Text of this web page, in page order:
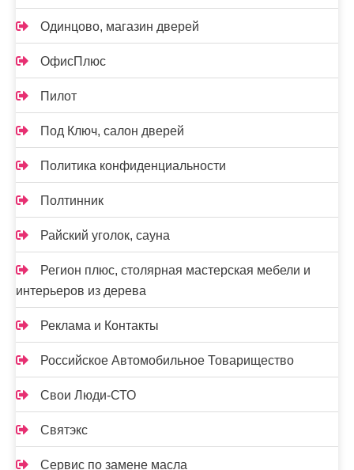
Одинцово, магазин дверей
ОфисПлюс
Пилот
Под Ключ, салон дверей
Политика конфиденциальности
Полтинник
Райский уголок, сауна
Регион плюс, столярная мастерская мебели и
интерьеров из дерева
Реклама и Контакты
Российское Автомобильное Товарищество
Свои Люди-СТО
Святэкс
Сервис по замене масла